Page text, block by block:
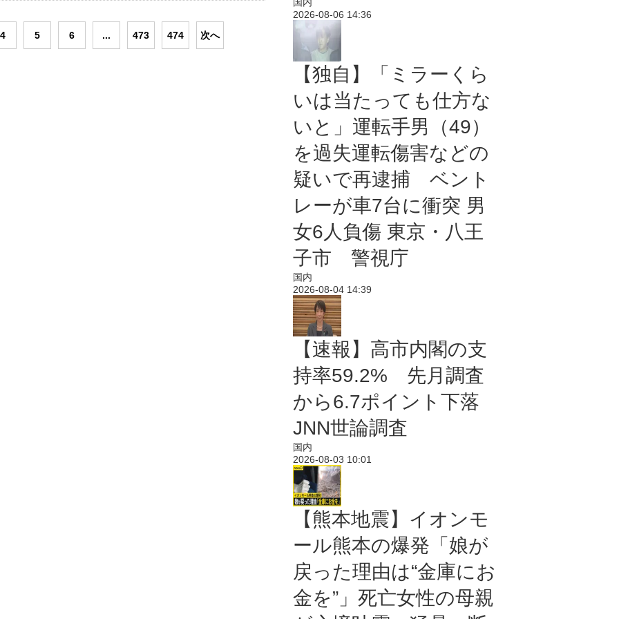
4 5 6 ... 473 474 次へ
2026-08-06 14:36
【独自】「ミラーくら
いは当たっても仕方な
いと」運転手男（49）
を過失運転傷害などの
疑いで再逮捕 ベント
レーが車7台に衝突 男
女6人負傷 東京・八王
子市 警視庁
国内
2026-08-04 14:39
【速報】高市内閣の支
持率59.2% 先月調査
から6.7ポイント下落
JNN世論調査
国内
2026-08-03 10:01
【熊本地震】イオンモ
ール熊本の爆発「娘が
戻った理由は“金庫にお
金を”」死亡女性の母親